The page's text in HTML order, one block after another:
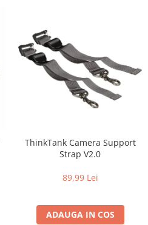
ThinkTank Camera Support
Strap V2.0
89,99 Lei
ADAUGA IN COS